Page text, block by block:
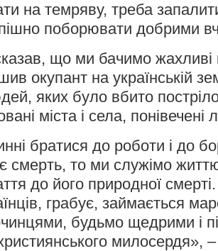
на темряву, треба
поборювати добрими
що ми бачимо жахливі
окупант на українській
яких було вбито
міста і села, понівечені
братися до роботи і до
смерть, то ми служімо
до його природної
грабує, займається
будьмо щедрими і
милосердя»,